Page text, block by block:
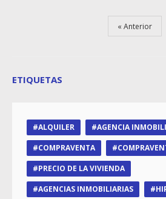
Anterior
ETIQUETAS
ALQUILER
AGENCIA
COMPRAVENTA
PRECIO DE LA VIVIENDA
AGENCIAS INMOBILIARIAS